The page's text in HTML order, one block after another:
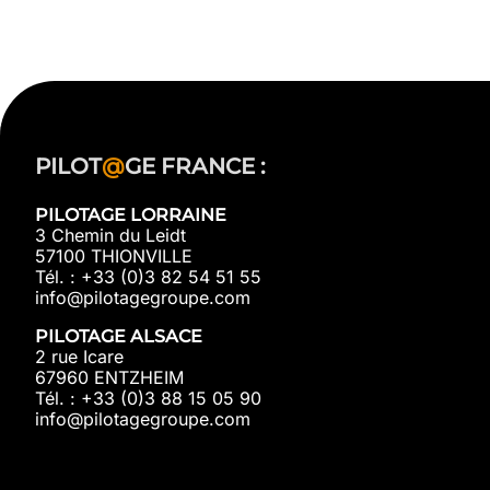
PILOT@GE FRANCE :
PILOTAGE LORRAINE
3 Chemin du Leidt
57100 THIONVILLE
Tél. : +33 (0)3 82 54 51 55
info@pilotagegroupe.com
PILOTAGE ALSACE
2 rue Icare
67960 ENTZHEIM
Tél. : +33 (0)3 88 15 05 90
info@pilotagegroupe.com